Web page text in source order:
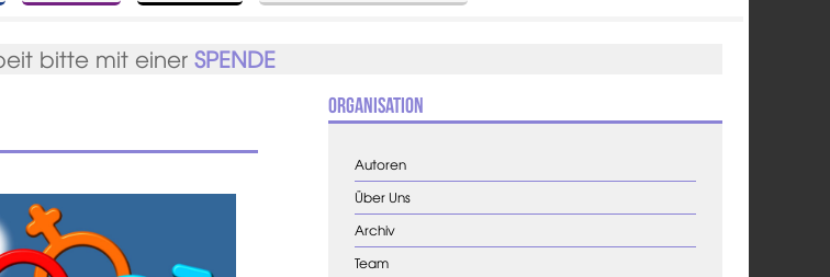
bitte mit einerSPENDE
Organisation
Autoren
Über Uns
Archiv
Team